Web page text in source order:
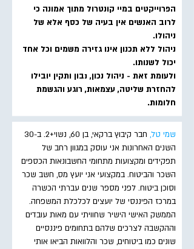
שמי טל,
חבר קיבוץ ברקאי, בן 60, נשוי+2. ב-30
השנים האחרונות אני עוסק במגוון רחב של
תפקידים ומקצועות מתחומי החשבונאות הכספים
השכר והביטוח. במקצועי אני יועץ מס, חשב שכר
וסוכן ביטוח. לפני מספר שנים עברתי הכשרה
במרכז הפיננסי של יועצים לכלכלת המשפחה.
הממשק האישי הישיר שחוויתי עם מאות עובדים
וההקשבה לצרכים שלהם בתחומים פיננסיים
שונים כמו ביטוחים, שכר והלוואות הביאו אותי
הפרוייקטים במיי קונטרול מתוך אמונה כי
לרוב האנשים אין בעיה של כסף אלא של
ניהולו.
ניהול ללא תכנון אינו גזירה משמים וכל אחד
יכול לשנותו.
ולעומת זאת - ניהול נכון, נבון ותקין יובילו
להחזרת שליטה, עצמאות, רוגע והגשמת
חלומות.